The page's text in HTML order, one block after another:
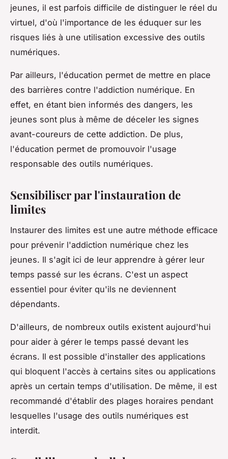
jeunes, il est parfois difficile de distinguer le réel du
virtuel, d'où l'importance de les éduquer sur les
risques liés à une utilisation excessive des outils
numériques.
Par ailleurs, l'éducation permet de mettre en place
des barrières contre l'addiction numérique. En
effet, en étant bien informés des dangers, les
jeunes sont plus à même de déceler les signes
avant-coureurs de cette addiction. De plus,
l'éducation permet de promouvoir l'usage
responsable des outils numériques.
Sensibiliser par l'instauration de
limites
Instaurer des limites est une autre méthode efficace
pour prévenir l'addiction numérique chez les
jeunes. Il s'agit ici de leur apprendre à gérer leur
temps passé sur les écrans. C'est un aspect
essentiel pour éviter qu'ils ne deviennent
dépendants.
D'ailleurs, de nombreux outils existent aujourd'hui
pour aider à gérer le temps passé devant les
écrans. Il est possible d'installer des applications
qui bloquent l'accès à certains sites ou applications
après un certain temps d'utilisation. De même, il est
recommandé d'établir des plages horaires pendant
lesquelles l'usage des outils numériques est
interdit.